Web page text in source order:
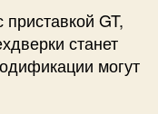
GT,
станет
могут